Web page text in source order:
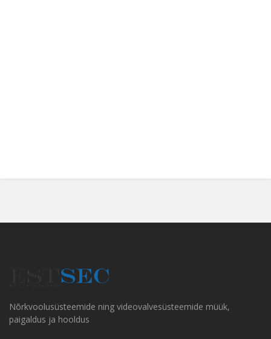
Nõrkvoolusüsteemide ning videovalvesüsteemide müük,
paigaldus ja hooldus